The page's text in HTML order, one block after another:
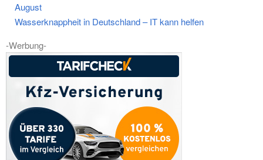
August
Wasserknappheit in Deutschland – IT kann helfen
-Werbung-